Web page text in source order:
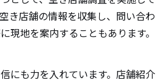
き店舗の情報を収集し、問い合わ
現地を案内することもあります。
にも力を入れています。店舗紹介